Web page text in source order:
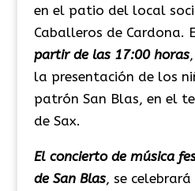
en el patio del local
Caballeros de Cardona.
partir de las 17:00 horas
la presentación de los
patrón San Blas, en el
de Sax.
El concierto de música
de San Blas, se